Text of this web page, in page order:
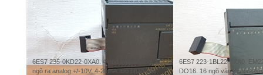
6ES7 235-0KD22-0XA0. 4 ngõ vào analog, 1
ngõ ra analog +/-10V, 4-20mA. Độ phân giải
6ES7 223-1BL22-0XA0.
DO16. 16 ngõ vào dc sink/